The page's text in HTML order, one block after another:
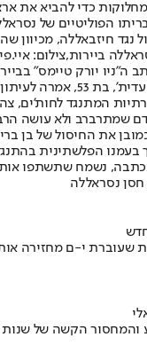
כדי להביא את
בריתו הפוליטיים של
נגד חיזבאללה, מכיוון
ביירות,צילום: איי.פי
ה"ניו יורק טיימס"
אם הוא מת, הוא ינצח".
המתנגד לחות'ים,
שמתרברב ולא עושה
כמובן את החיסול של
הפלשתינית
נשמח שתשתפו
חסן נסראללה
שעוברת י-ם מחזירה